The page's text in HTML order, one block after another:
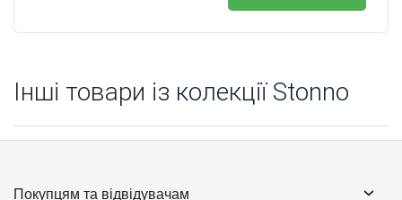
Інші товари із колекції Stonno
Покупцям та відвідувачам